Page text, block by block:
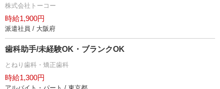
株式会社トーコー
時給1,900円
派遣社員 / 大阪府
歯科助手/未経験OK・ブランクOK
とねり歯科・矯正歯科
時給1,300円